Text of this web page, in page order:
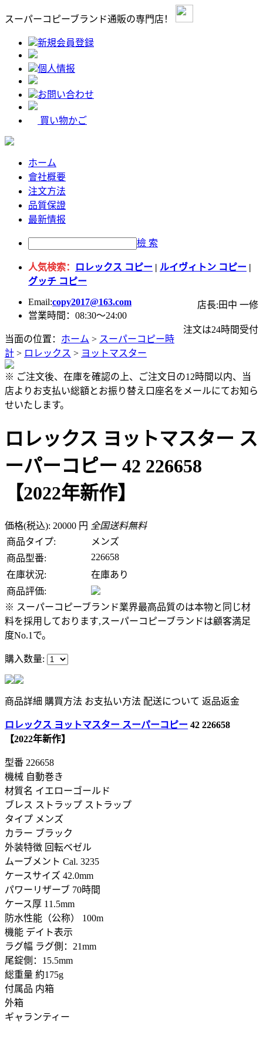
スーパーコピーブランド通販の専門店！
新規会員登録
個人情报
お問い合わせ
買い物かご
ホーム
會社概要
注文方法
品質保證
最新情报
檢 索
人気検索： ロレックス コピー | ルイヴィトン コピー |
グッチ コピー
Email:copy2017@163.com
店長:田中 一修
営業時間：08:30～24:00
注文は24時間受付
当面の位置： ホーム > スーパーコピー時
計 > ロレックス > ヨットマスター
※ ご注文後、在庫を確認の上、ご注文日の12時間以内、当
店よりお支払い総額とお振り替え口座名をメールにてお知ら
せいたします。
ロレックス ヨットマスター ス
ーパーコピー 42 226658
【2022年新作】
価格(税込): 20000 円 全国送料無料
商品タイプ:
メンズ
商品型番:
226658
在庫状況:
在庫あり
商品評価:
※ スーパーコピーブランド業界最高品質のは本物と同じ材
料を採用しております,スーパーコピーブランドは顧客満足
度No.1で。
購入数量:
商品詳細 購買方法 お支払い方法 配送について 返品返金
ロレックス ヨットマスター スーパーコピー 42 226658
【2022年新作】
型番 226658
機械 自動巻き
材質名 イエローゴールド
ブレス ストラップ ストラップ
タイプ メンズ
カラー ブラック
外装特徴 回転ベゼル
ムーブメント Cal. 3235
ケースサイズ 42.0mm
パワーリザーブ 70時間
ケース厚 11.5mm
防水性能（公称） 100m
機能 デイト表示
ラグ幅 ラグ側：21mm
尾錠側：15.5mm
総重量 約175g
付属品 内箱
外箱
ギャランティー